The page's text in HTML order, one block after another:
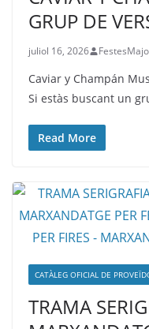
GRUP DE
juliol 16, 2026
Caviar y Champán
Si estàs buscant un
Read More
CATÀLEG OFICIAL DE
TRAMA